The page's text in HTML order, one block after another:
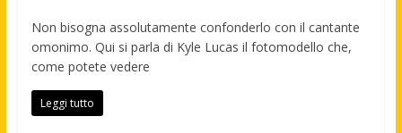
Non bisogna assolutamente confonderlo con il cantante
omonimo. Qui si parla di Kyle Lucas il fotomodello che,
come potete vedere
Leggi tutto